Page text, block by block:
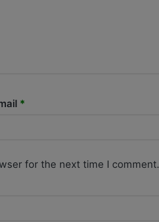
*
for the next time I comment.